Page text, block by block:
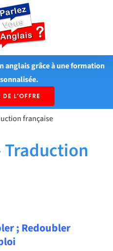
anglais grâce à une formation
L’OFFRE
française
Traduction
; Redoubler